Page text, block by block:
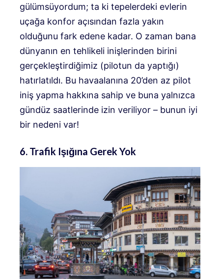
gülümsüyordum; ta ki tepelerdeki evlerin
uçağa konfor açısından fazla yakın
olduğunu fark edene kadar. O zaman bana
dünyanın en tehlikeli inişlerinden birini
gerçekleştirdiğimiz (pilotun da yaptığı)
hatırlatıldı. Bu havaalanına 20’den az pilot
iniş yapma hakkına sahip ve buna yalnızca
gündüz saatlerinde izin veriliyor – bunun iyi
bir nedeni var!
6. Trafik Işığına Gerek Yok